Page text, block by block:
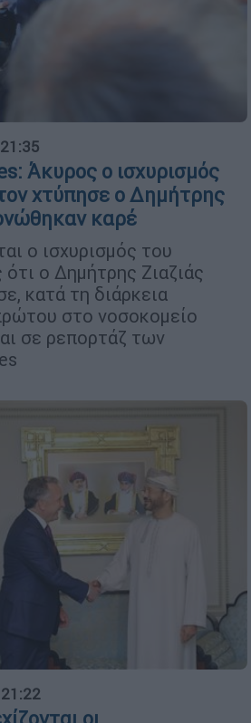
Άκυρος ο ισχυρισμός
χτύπησε ο Δημήτρης
καρέ
ο ισχυρισμός του
ο Δημήτρης Ζιαζιάς
κατά τη διάρκεια
στο νοσοκομείο
σε ρεπορτάζ των